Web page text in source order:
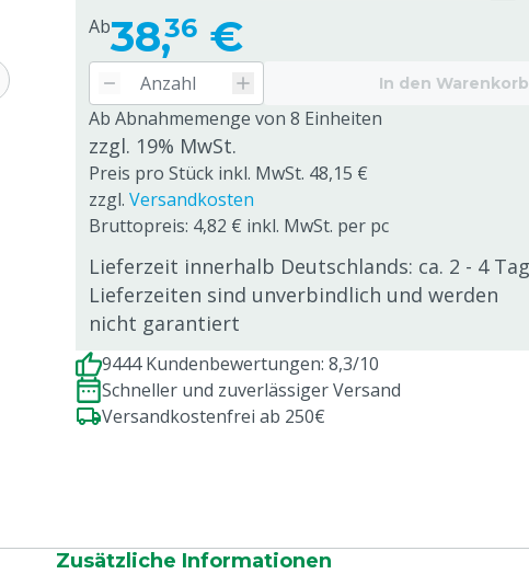
Ab38,36 €
In den Warenkorb
Ab Abnahmemenge von 8 Einheiten
zzgl. 19% MwSt.
Preis pro Stück inkl. MwSt. 48,15 €
zzgl. Versandkosten
Bruttopreis: 4,82 € inkl. MwSt. per pc
Lieferzeit innerhalb Deutschlands: ca. 2 - 4
Lieferzeiten sind unverbindlich und werden
nicht garantiert
9444 Kundenbewertungen: 8,3/10
Schneller und zuverlässiger Versand
Versandkostenfrei ab 250€
Zusätzliche Informationen